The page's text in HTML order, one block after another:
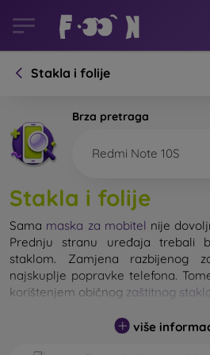
Stakla i folije
Brza pretraga
Redmi Note 10S
Stakla i folije
Sama maska za mobitel nije
Prednju stranu uređaja trebali
staklom. Zamjena razbijenog
najskuplje popravke telefona.
korištenjem običnog zaštitnog
Nerazbijivo staklo za mobitel
više